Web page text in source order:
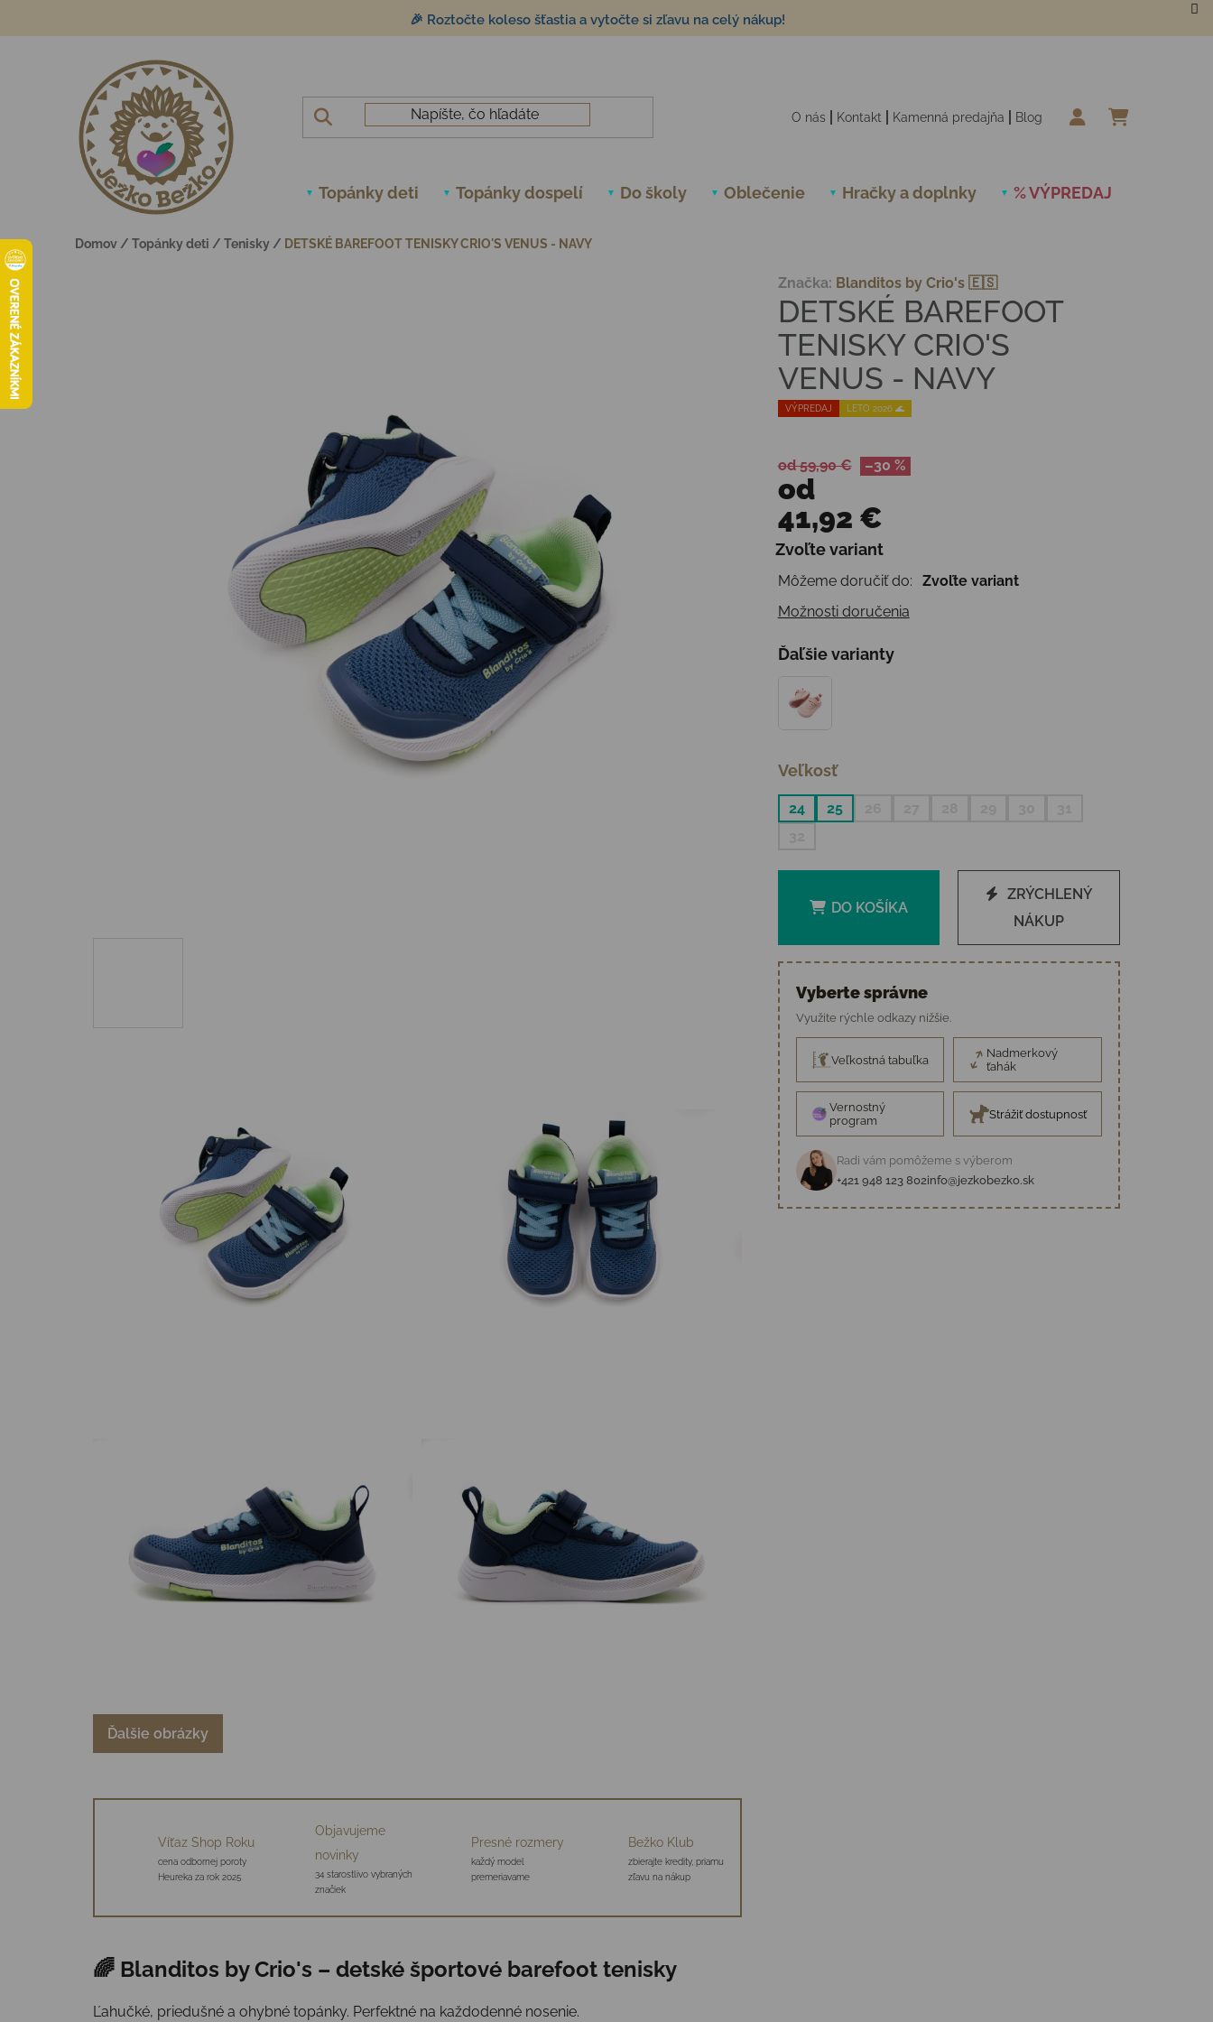
🎉 Roztočte koleso šťastia a vytočte si zľavu na celý nákup!
O nás Kontakt Kamenná predajňa Blog
Topánky deti Topánky dospelí Do školy Oblečenie Hračky a doplnky % VÝPREDAJ
Domov / Topánky deti / Tenisky / DETSKÉ BAREFOOT TENISKY CRIO'S VENUS - NAVY
VÝPREDAJ LETO 2026 🌊
DETSKÉ BAREFOOT
TENISKY CRIO'S
VENUS - NAVY
Značka: Blanditos by Crio's 🇪🇸
od 59,90 € –30 %
od
41,92 €
Jednotková cena:
Zvoľte variant
Môžeme doručiť do:
Zvoľte variant
Možnosti doručenia
Ďaľšie varianty
Veľkosť
24 25
DO KOŠÍKA
ZRÝCHLENÝ
NÁKUP
Vyberte správne
Využite rýchle odkazy nižšie.
Veľkostná tabuľka
Nadmerkový
ťahák
Vernostný
program
Strážiť dostupnosť
Radi vám pomôžeme s výberom
+421 948 123 802info@jezkobezko.sk
Ďalšie obrázky
Víťaz Shop Roku
cena odbornej poroty
Heureka za rok 2025
Objavujeme
novinky
34 starostlivo vybraných
značiek
Presné rozmery
každý model
premeriavame
Bežko Klub
zbierajte kredity, priamu
zľavu na nákup
🌈 Blanditos by Crio's – detské športové barefoot tenisky
Ľahučké, priedušné a ohybné topánky. Perfektné na každodenné nosenie.